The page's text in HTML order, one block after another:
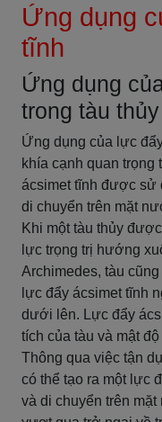
Ứng dụng
tĩnh
Ứng dụng
trong tàu thủy
Ứng dụng của lực
khía cạnh quan
ácsimet tĩnh được sử
di chuyển trên mặt
Khi một tàu thủy
lực trọng trị hướng
Archimedes, tàu
lực đẩy ácsimet tĩnh
dưới lên. Lực đẩy
tích của tàu và mật
Thông qua việc tận
có thể tạo ra một lực
và di chuyển trên